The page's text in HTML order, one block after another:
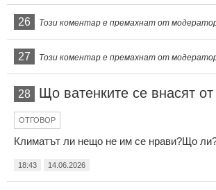
26 Този коментар е премахнат от
27 Този коментар е премахнат от
28 Що ватенките се внасят
ОТГОВОР
Климатът ли нещо не им се нрави?Що
18:43 14.06.2026